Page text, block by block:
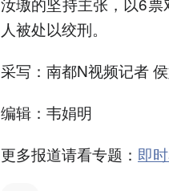
人被处以绞刑。
采写：南都N视频记者
编辑：韦娟明
更多报道请看专题： 即